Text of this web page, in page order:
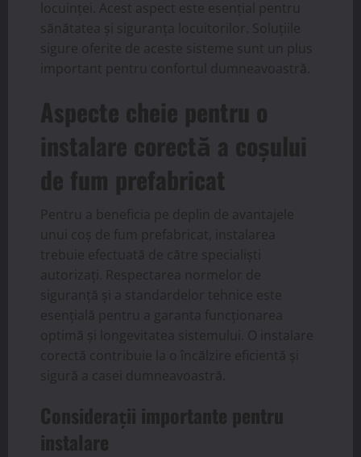
locuinței. Acest aspect este esențial pentru
sănătatea și siguranța locuitorilor. Soluțiile
sigure oferite de aceste sisteme sunt un plus
important pentru confortul dumneavoastră.
Aspecte cheie pentru o
instalare corectă a coșului
de fum prefabricat
Pentru a beneficia pe deplin de avantajele
unui coș de fum prefabricat, instalarea
trebuie efectuată de către specialiști
autorizați. Respectarea normelor de
siguranță și a standardelor tehnice este
esențială pentru a garanta funcționarea
optimă și longevitatea sistemului. O instalare
corectă contribuie la o încălzire eficientă și
sigură a casei dumneavoastră.
Considerații importante pentru
instalare